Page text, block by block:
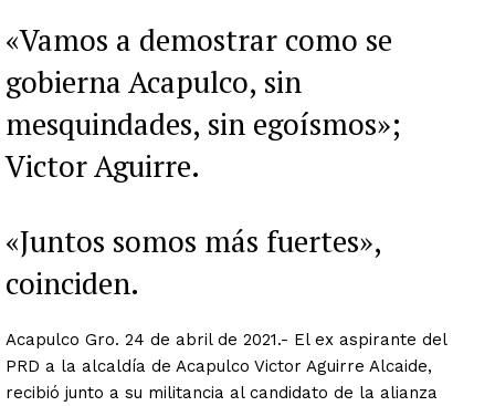
«Vamos a demostrar como se
gobierna Acapulco, sin
mesquindades, sin egoísmos»;
Victor Aguirre.
«Juntos somos más fuertes»,
coinciden.
Acapulco Gro. 24 de abril de 2021.- El ex aspirante del
PRD a la alcaldía de Acapulco Victor Aguirre Alcaide,
recibió junto a su militancia al candidato de la alianza